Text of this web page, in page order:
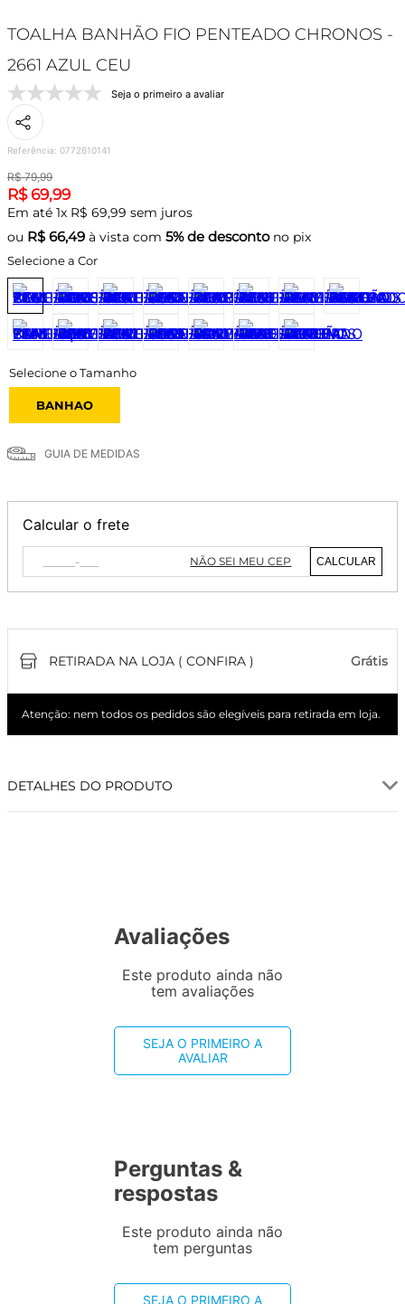
TOALHA BANHÃO FIO PENTEADO CHRONOS -
2661 AZUL CEU
Seja o primeiro a avaliar
Referência: 0772610141
R$ 79,99
R$ 69,99
Em até 1x R$ 69,99 sem juros
ou R$ 66,49 à vista com 5% de descontono pix
Selecione a Cor
BANHAO
GUIA DE MEDIDAS
Calcular o frete
NÃO SEI MEU CEP CALCULAR
RETIRADA NA LOJA ( CONFIRA ) Grátis
Atenção: nem todos os pedidos são elegíveis para retirada em loja.
DETALHES DO PRODUTO
Avaliações
Este produto ainda não
tem avaliações
SEJA O PRIMEIRO A
AVALIAR
Perguntas &
respostas
Este produto ainda não
tem perguntas
SEJA O PRIMEIRO A